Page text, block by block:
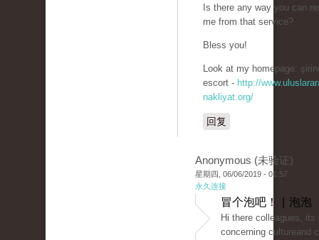
Is there any way you can
me from that service?
Bless you!
Look at my homepage:
escort - http://
nakliyat.org/
回复
Anonymous (未验证)
星期四, 06/06/2019 - 01:57
永久连接
冒个泡吧！ | 泡泡
Hi there colleagues,
concerning cultureand